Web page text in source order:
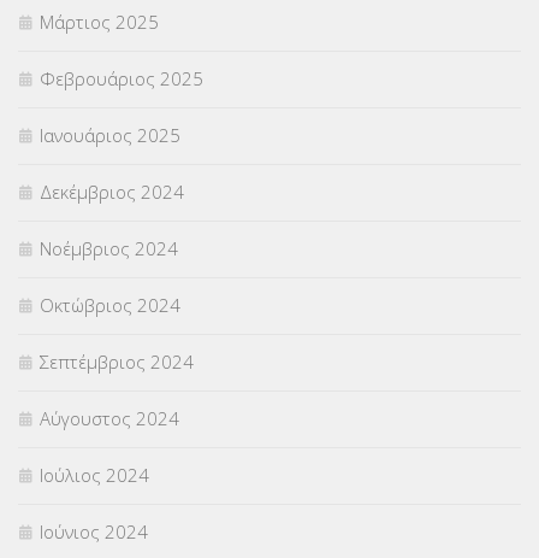
Μάρτιος 2025
Φεβρουάριος 2025
Ιανουάριος 2025
Δεκέμβριος 2024
Νοέμβριος 2024
Οκτώβριος 2024
Σεπτέμβριος 2024
Αύγουστος 2024
Ιούλιος 2024
Ιούνιος 2024